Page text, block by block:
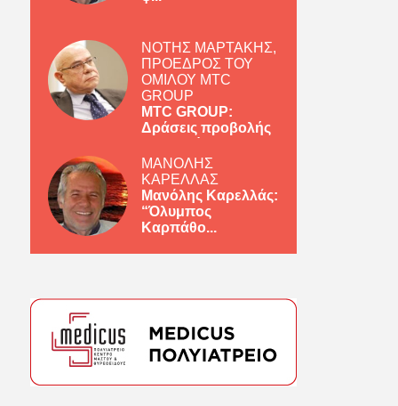
ΝΟΤΗΣ ΜΑΡΤΑΚΗΣ,
ΠΡΟΕΔΡΟΣ ΤΟΥ
ΟΜΙΛΟΥ MTC
GROUP
MTC GROUP:
Δράσεις προβολής
ΜΑΝΟΛΗΣ
ΚΑΡΕΛΛΑΣ
Μανόλης Καρελλάς:
“Όλυμπος
Καρπάθο...